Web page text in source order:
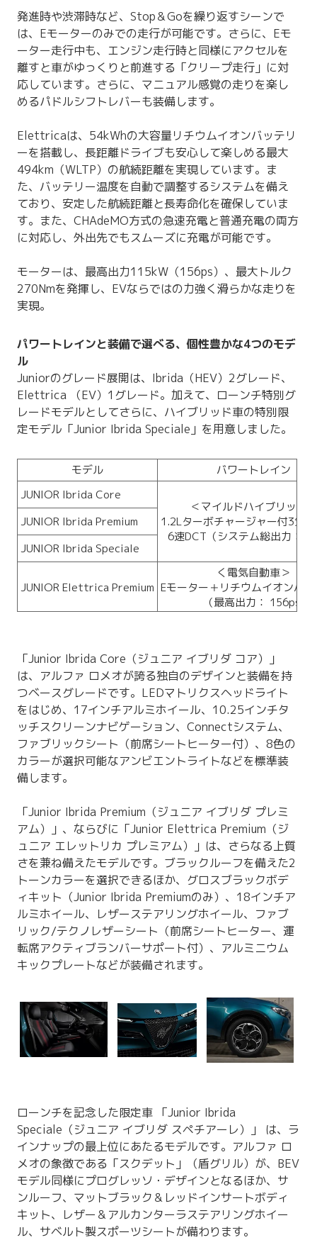
発進時や渋滞時など、Stop＆Goを繰り返すシーンで
は、Eモーターのみでの走行が可能です。さらに、Eモ
ーター走行中も、エンジン走行時と同様にアクセルを
離すと車がゆっくりと前進する「クリープ走行」に対
応しています。さらに、マニュアル感覚の走りを楽し
めるパドルシフトレバーも装備します。
Elettricaは、54kWhの大容量リチウムイオンバッテリ
ーを搭載し、長距離ドライブも安心して楽しめる最大
494km（WLTP）の航続距離を実現しています。ま
た、バッテリー温度を自動で調整するシステムを備え
ており、安定した航続距離と長寿命化を確保していま
す。また、CHAdeMO方式の急速充電と普通充電の両方
に対応し、外出先でもスムーズに充電が可能です。
モーターは、最高出力115kW（156ps）、最大トルク
270Nmを発揮し、EVならではの力強く滑らかな走りを
実現。
パワートレインと装備で選べる、個性豊かな4つのモデ
ル
Juniorのグレード展開は、Ibrida（HEV）2グレード、
Elettrica （EV）1グレード。加えて、ローンチ特別グ
レードモデルとしてさらに、ハイブリッド車の特別限
定モデル「Junior Ibrida Speciale」を用意しました。
モデル
バワートレイン
JUNIOR lbrida Core
＜マイルドハイブリッド＞
1.2Lターボチャージャー付3気
6速DCT（システム総出力：
JUNIOR lbrida Premium
JUNIOR lbrida Speciale
JUNIOR Elettrica Premium
く電気自動車＞
Eモーター＋リチウムイオンバ
（最高出力： 156ps)
「Junior Ibrida Core（ジュニア イブリダ コア）」
は、アルファ ロメオが誇る独自のデザインと装備を持
つベースグレードです。LEDマトリクスヘッドライト
をはじめ、17インチアルミホイール、10.25インチタ
ッチスクリーンナビゲーション、Connectシステム、
ファブリックシート（前席シートヒーター付）、8色の
カラーが選択可能なアンビエントライトなどを標準装
備します。
「Junior Ibrida Premium（ジュニア イブリダ プレミ
アム）」、ならびに「Junior Elettrica Premium（ジ
ュニア エレットリカ プレミアム）」は、さらなる上質
さを兼ね備えたモデルです。ブラックルーフを備えた2
トーンカラーを選択できるほか、グロスブラックボデ
ィキット（Junior Ibrida Premiumのみ）、18インチア
ルミホイール、レザーステアリングホイール、ファブ
リック/テクノレザーシート（前席シートヒーター、運
転席アクティブランバーサポート付）、アルミニウム
キックプレートなどが装備されます。
ローンチを記念した限定車 「Junior Ibrida
Speciale（ジュニア イブリダ スペチアーレ）」 は、ラ
インナップの最上位にあたるモデルです。アルファ ロ
メオの象徴である「スクデット」（盾グリル）が、BEV
モデル同様にプログレッソ・デザインとなるほか、サ
ンルーフ、マットブラック＆レッドインサートボディ
キット、レザー＆アルカンターラステアリングホイー
ル、サベルト製スポーツシートが備わります。